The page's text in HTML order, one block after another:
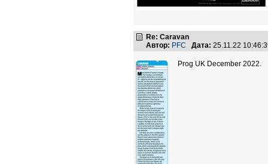
Re: Caravan
Автор: PFC Дата: 25.11.22
Prog UK December 2022.